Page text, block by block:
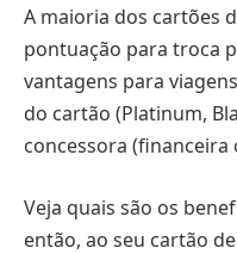
A maioria dos cartões
pontuação para troca
vantagens para
do cartão (Platinum,
concessora (financeira
Veja quais são os
então, ao seu cartão